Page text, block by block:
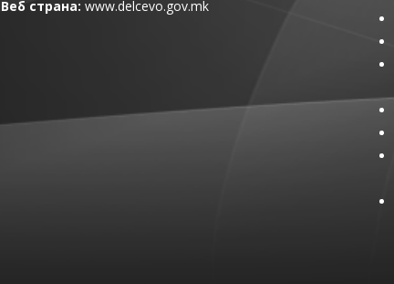
Веб страна: www.delcevo.gov.mk